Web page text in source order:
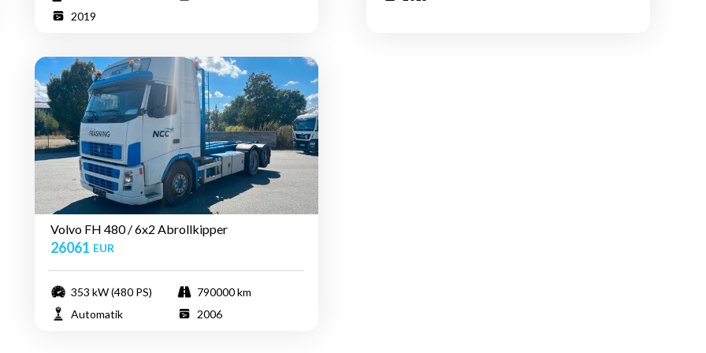
2019
Volvo FH 480 / 6x2 Abrollkipper
26061 EUR
353 kW (480 PS)
790000 km
Automatik
2006